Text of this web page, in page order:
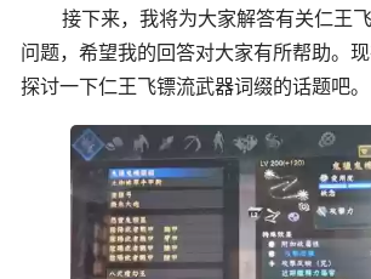
接下来，我将为大家解答有关仁王
问题，希望我的回答对大家有所帮助。
探讨一下仁王飞镖流武器词缀的话题吧。